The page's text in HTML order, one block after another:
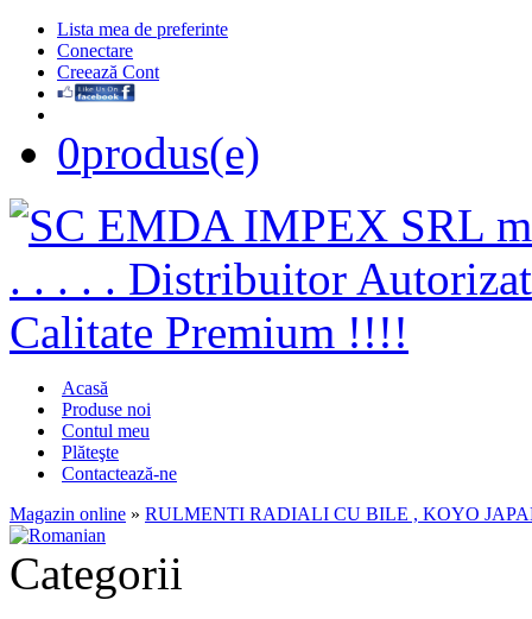
Lista mea de preferinte
Conectare
Creează Cont
0produs(e)
Acasă
Produse noi
Contul meu
Plăteşte
Contactează-ne
Magazin online » RULMENTI RADIALI CU BILE , KOYO
Categorii